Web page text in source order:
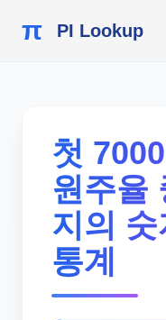
π PI Lookup
첫
원주율
지의
통계